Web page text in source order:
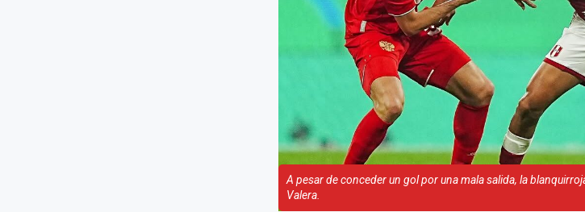
A pesar de conceder un gol por una mala salida, la
Valera.